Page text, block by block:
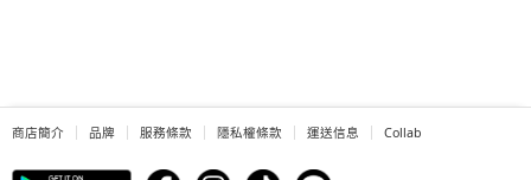
商店簡介 品牌 服務條款 隱私權條款 運送信息 Collab